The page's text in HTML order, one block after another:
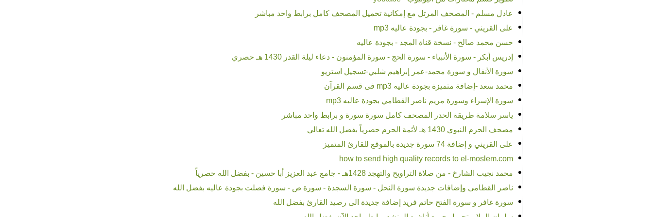
• عادل مسلم - المصحف المرتل مع إمكانية تحميل المصحف كامل برابط واحد مباشر
• على القريني - سورة غافر - بجودة عاليه mp3
• حسن محمد صالح - نسخة قناة المجد - بجودة عاليه
• إدريس أبكر - سورة الأنبياء - سورة الحج - سورة المؤمنون - دعاء ليلة القدر 1430 هـ حصري
• سورة الأنفال و سورة محمد-عمر إبراهيم شلبي-تسجيل استريو
• محمد سعد -إضافة متميزة بجودة عاليه mp3 فى قسم القرآن
• سورة الإسراء وسورة مريم ناصر القطامي بجودة عاليه mp3
• ياسر سلامة طريقة الحدر المصحف كامل سورة سورة و برابط واحد مباشر
• مصحف الحرم النبوي 1430 هـ لأئمة الحرم حصرياً بفضل الله تعالي
• على القريني و إضافة 74 سورة جديدة بالموقع للقارئ المتميز
•
• محمد نجيب الشارخ - من صلاة التراويح والتهجد 1428هـ - جامع عبد العزيز أبا حسين - بفضل الله حصرياً
• ناصر القطامي وإضافات جديدة سورة النحل - سورة السجدة - سورة ص - سورة فصلت بجودة عاليه بفضل الله
• سورة غافر و سورة الفتح حاتم فريد إضافة جديدة الى رصيد القارئ بفضل الله